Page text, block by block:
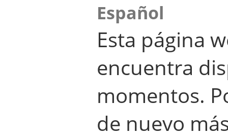
Español
Esta página
encuentra
momentos.
de nuevo